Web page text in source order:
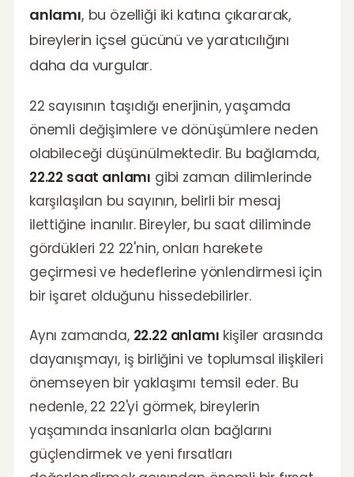
anlamı, bu özelliği iki katına çıkararak,
bireylerin içsel gücünü ve yaratıcılığını
daha da vurgular.
22 sayısının taşıdığı enerjinin, yaşamda
önemli değişimlere ve dönüşümlere neden
olabileceği düşünülmektedir. Bu bağlamda,
22.22 saat anlamı gibi zaman dilimlerinde
karşılaşılan bu sayının, belirli bir mesaj
ilettiğine inanılır. Bireyler, bu saat diliminde
gördükleri 22 22'nin, onları harekete
geçirmesi ve hedeflerine yönlendirmesi için
bir işaret olduğunu hissedebilirler.
Aynı zamanda, 22.22 anlamı kişiler arasında
dayanışmayı, iş birliğini ve toplumsal ilişkileri
önemseyen bir yaklaşımı temsil eder. Bu
nedenle, 22 22'yi görmek, bireylerin
yaşamında insanlarla olan bağlarını
güçlendirmek ve yeni fırsatları